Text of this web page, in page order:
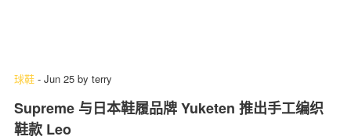
球鞋 - Jun 25 by terry
Supreme 与日本鞋履品牌 Yuketen 推出手工编织
鞋款 Leo